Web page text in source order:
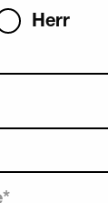
Herr
*